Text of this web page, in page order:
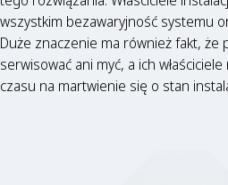
wszystkim bezawaryjność systemu
Duże znaczenie ma również fakt, że
serwisować ani myć, a ich
czasu na martwienie się o stan